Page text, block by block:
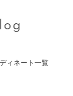
ィネート一覧